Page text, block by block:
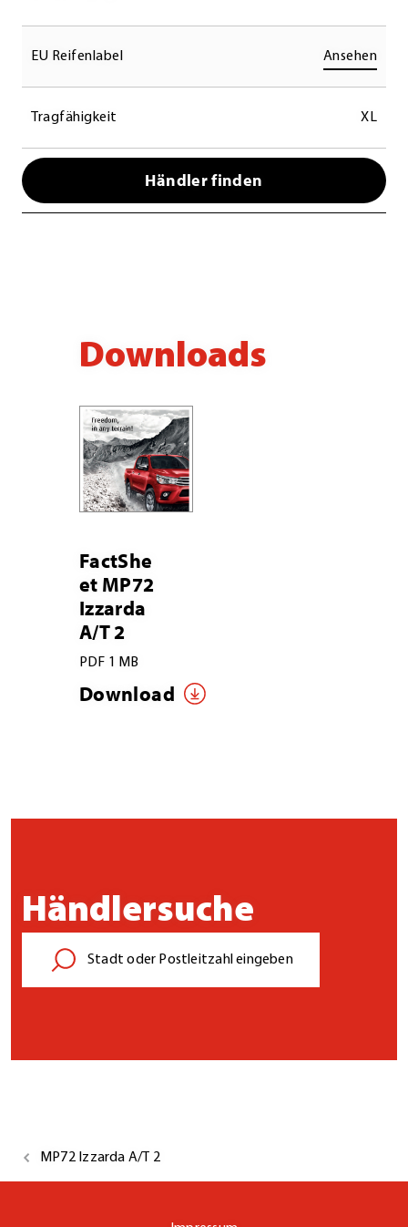
EU Reifenlabel Ansehen
Tragfähigkeit XL
Händler finden
Downloads
FactShe
et MP72
Izzarda
A/T 2
PDF 1 MB
Download
Händlersuche
MP72 Izzarda A/T 2